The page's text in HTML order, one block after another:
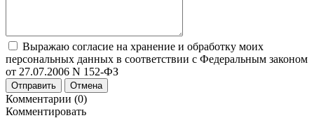
Выражаю согласие на хранение и обработку моих
персональных данных в соответствии с Федеральным законом
от 27.07.2006 N 152-ФЗ
Отправить Отмена
Комментарии (0)
Комментировать